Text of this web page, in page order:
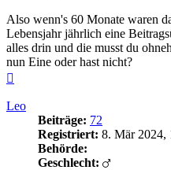
Also wenn's 60 Monate waren
Lebensjahr jährlich eine
alles drin und die musst du
nun Eine oder hast nicht?
Leo
Beiträge: 72
Registriert: 8. Mär 2024,
Behörde:
Geschlecht: